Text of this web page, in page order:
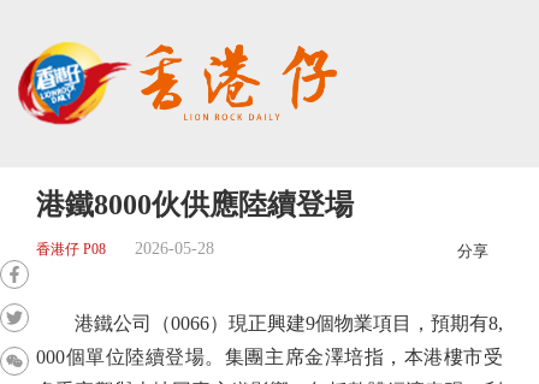
港鐵8000伙供應陸續登場
香港仔 P08 2026-05-28 分享
港鐵公司（0066）現正興建9個物業項目，預期有8,
000個單位陸續登場。集團主席金澤培指，本港樓市受